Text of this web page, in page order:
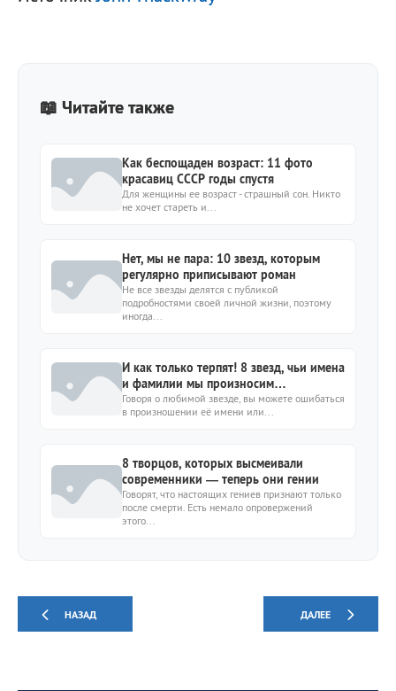
📖 Читайте также
Как беспощаден возраст: 11 фото
красавиц СССР годы спустя
Для женщины ее возраст - страшный сон. Никто
не хочет стареть и...
Нет, мы не пара: 10 звезд, которым
регулярно приписывают роман
Не все звезды делятся с публикой
подробностями своей личной жизни, поэтому
иногда...
И как только терпят! 8 звезд, чьи имена
и фамилии мы произносим
неправильно
Говоря о любимой звезде, вы можете ошибаться
в произношении её имени или...
8 творцов, которых высмеивали
современники — теперь они гении
Говорят, что настоящих гениев признают только
после смерти. Есть немало опровержений
этого...
НАЗАД ДАЛЕЕ